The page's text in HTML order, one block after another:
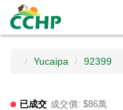
Yucaipa 92399
已成交 成交價: $86萬